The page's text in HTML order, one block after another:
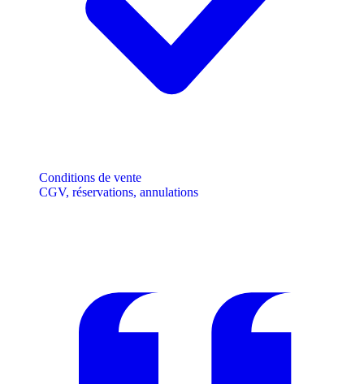
Conditions de vente
CGV, réservations, annulations